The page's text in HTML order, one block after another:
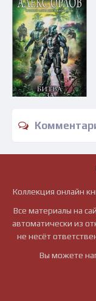
Коллекция онлайн
Все материалы на
автоматически из
не несёт
Вы можете